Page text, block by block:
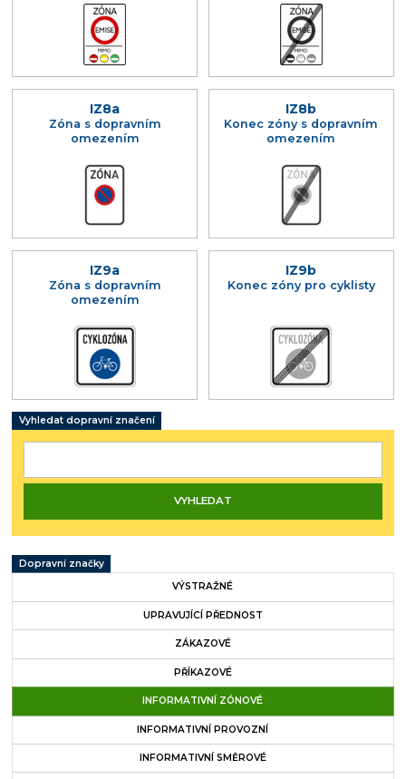
IZ8a
Zóna s dopravním
omezením
IZ8b
Konec zóny s dopravním
omezením
IZ9a
Zóna s dopravním
omezením
IZ9b
Konec zóny pro cyklisty
Vyhledat dopravní značení
Dopravní značky
VÝSTRAŽNÉ
UPRAVUJÍCÍ PŘEDNOST
ZÁKAZOVÉ
PŘÍKAZOVÉ
INFORMATIVNÍ ZÓNOVÉ
INFORMATIVNÍ PROVOZNÍ
INFORMATIVNÍ SMĚROVÉ